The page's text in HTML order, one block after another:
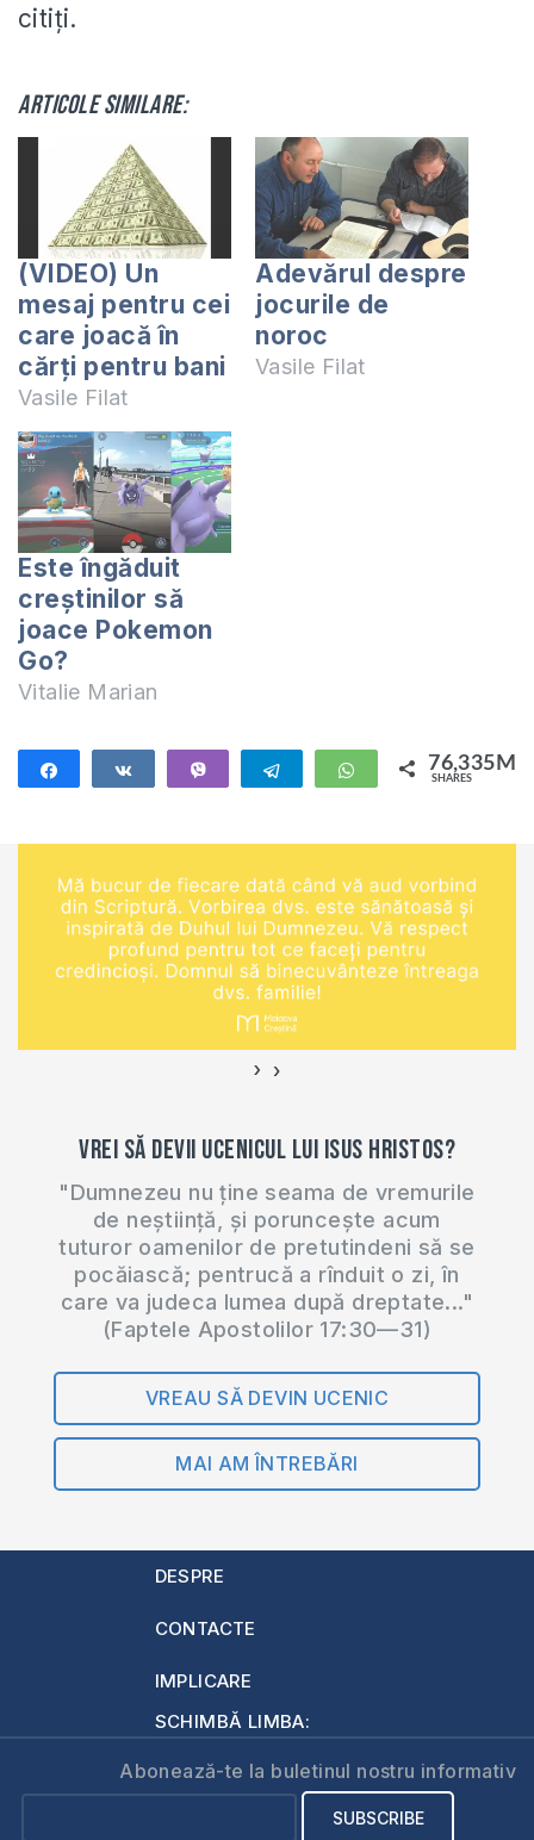
citiţi.
Articole similare:
(VIDEO) Un
mesaj pentru cei
care joacă în
cărți pentru bani
Vasile Filat
Adevărul despre
jocurile de
noroc
Vasile Filat
Este îngăduit
creștinilor să
joace Pokemon
Go?
Vitalie Marian
Share Share Telegram WhatsApp76,335M
SHARES
‹ ›
Vrei să devii ucenicul lui Isus Hristos?
"Dumnezeu nu ține seama de vremurile
de neștiință, și poruncește acum
tuturor oamenilor de pretutindeni să se
pocăiască; pentrucă a rînduit o zi, în
care va judeca lumea după dreptate..."
(Faptele Apostolilor 17:30—31)
VREAU SĂ DEVIN UCENIC
MAI AM ÎNTREBĂRI
DESPRE
CONTACTE
IMPLICARE
SCHIMBĂ LIMBA:
Abonează-te la buletinul nostru informativ